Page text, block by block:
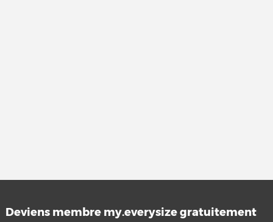
Deviens membre my.everysize gratuitement